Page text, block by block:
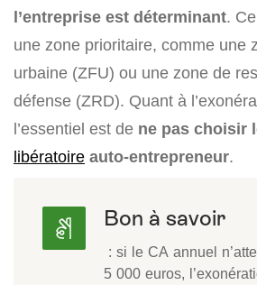
l’entreprise est déterminant.
une zone prioritaire, comme une
urbaine (ZFU) ou une zone de
défense (ZRD). Quant à
l’essentiel est de ne pas choisir
libératoire auto-entrepreneur.
Bon à savoir
: si le CA annuel
5 000 euros,